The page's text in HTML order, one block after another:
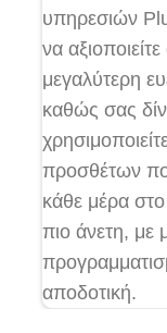
υπηρεσιών
να
μεγαλύτερη
καθώς σας
προσθέτων
κάθε μέρα
πιο άνετη, με
αποδοτική.